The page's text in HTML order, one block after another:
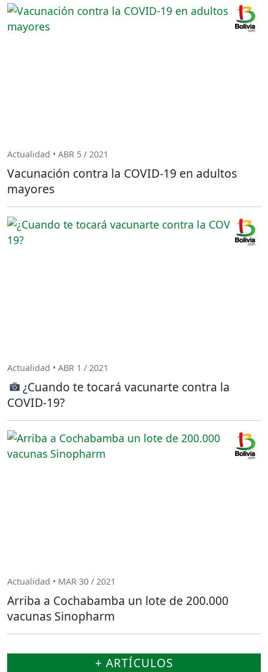
Actualidad • ABR 5 / 2021
Vacunación contra la COVID-19 en adultos
mayores
Actualidad • ABR 1 / 2021
¿Cuando te tocará vacunarte contra la
COVID-19?
Actualidad • MAR 30 / 2021
Arriba a Cochabamba un lote de 200.000
vacunas Sinopharm
+ ARTÍCULOS